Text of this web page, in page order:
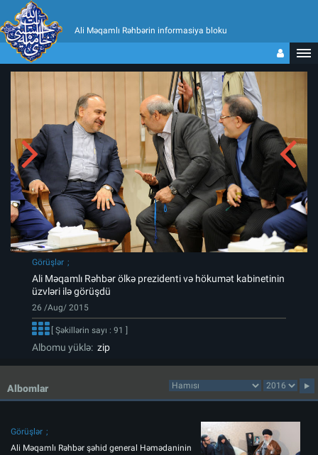
Ali Məqamlı Rəhbərin informasiya bloku
Görüşlər
Ali Məqamlı Rəhbər ölkə prezidenti və hökumət kabinetinin
üzvləri ilə görüşdü
26 /Aug/ 2015
[ Şəkillərin sayı : 91 ]
Albomu yüklə: zip
Albomlar
Görüşlər
Ali Məqamlı Rəhbər şəhid general Həmədaninin